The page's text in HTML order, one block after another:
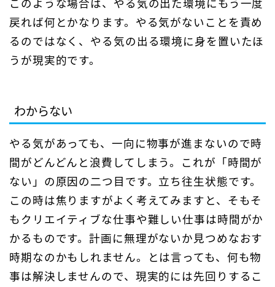
戻れば何とかなります。やる気がないことを責め
るのではなく、やる気の出る環境に身を置いたほ
うが現実的です。
わからない
やる気があっても、一向に物事が進まないので時
間がどんどんと浪費してしまう。これが「時間が
ない」の原因の二つ目です。立ち往生状態です。
この時は焦りますがよく考えてみますと、そもそ
もクリエイティブな仕事や難しい仕事は時間がか
かるものです。計画に無理がないか見つめなおす
時期なのかもしれません。とは言っても、何も物
事は解決しませんので、現実的には先回りするこ